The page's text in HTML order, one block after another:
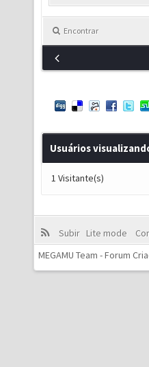
Encontrar
Usuários
1 Visitante(s)
Subir Lite mode
MEGAMU Team - Forum